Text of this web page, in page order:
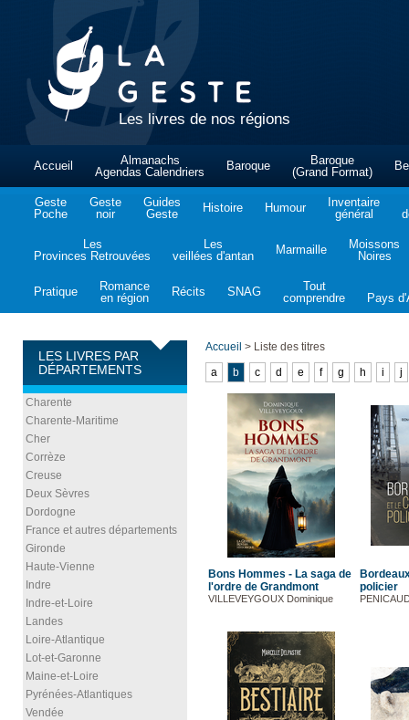
Les livres de nos régions
Accueil
Almanachs
Agendas Calendriers
Baroque
Baroque
(Grand Format)
Geste
Poche
Geste
noir
Guides
Geste
Histoire Humour
Inventaire
général
Les
Provinces Retrouvées
Les
veillées d'antan
Marmaille
Moissons
Noires
Pratique
Romance
en région
Récits SNAG
Tout
comprendre
Pays
LES LIVRES PAR
DÉPARTEMENTS
Charente
Charente-Maritime
Cher
Corrèze
Creuse
Deux Sèvres
Dordogne
France et autres départements
Gironde
Haute-Vienne
Indre
Indre-et-Loire
Landes
Loire-Atlantique
Lot-et-Garonne
Maine-et-Loire
Pyrénées-Atlantiques
Vendée
Accueil > Liste des titres
a
b c d e f g h i j
Bons Hommes - La saga de
l'ordre de Grandmont
VILLEVEYGOUX Dominique
policier